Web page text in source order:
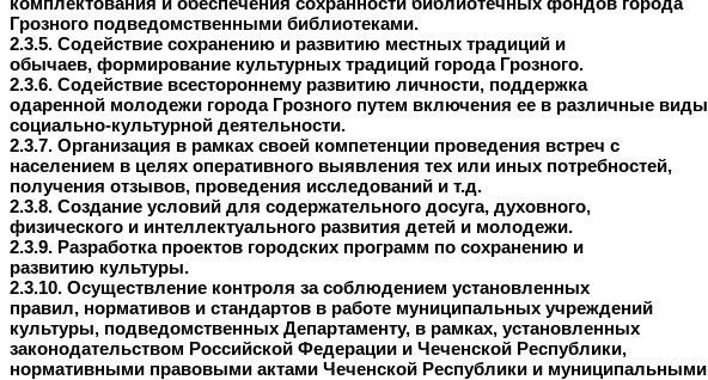
Грозного подведомственными библиотеками.
2.3.5. Содействие сохранению и развитию местных традиций и
обычаев, формирование культурных традиций города Грозного.
2.3.6. Содействие всестороннему развитию личности, поддержка
одаренной молодежи города Грозного путем включения ее в различные виды
социально-культурной деятельности.
2.3.7. Организация в рамках своей компетенции проведения встреч с
населением в целях оперативного выявления тех или иных потребностей,
получения отзывов, проведения исследований и т.д.
2.3.8. Создание условий для содержательного досуга, духовного,
физического и интеллектуального развития детей и молодежи.
2.3.9. Разработка проектов городских программ по сохранению и
развитию культуры.
2.3.10. Осуществление контроля за соблюдением установленных
правил, нормативов и стандартов в работе муниципальных учреждений
культуры, подведомственных Департаменту, в рамках, установленных
законодательством Российской Федерации и Чеченской Республики,
нормативными правовыми актами Чеченской Республики и муниципальными